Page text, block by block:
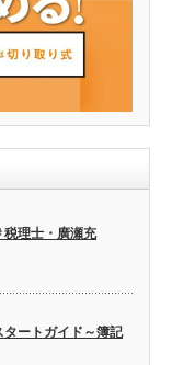
理士・廣瀬充
ートガイド～簿記